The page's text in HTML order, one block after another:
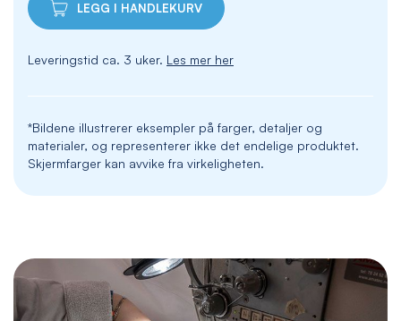
LEGG I HANDLEKURV
Leveringstid ca. 3 uker. Les mer her
*Bildene illustrerer eksempler på farger, detaljer og
materialer, og representerer ikke det endelige produktet.
Skjermfarger kan avvike fra virkeligheten.